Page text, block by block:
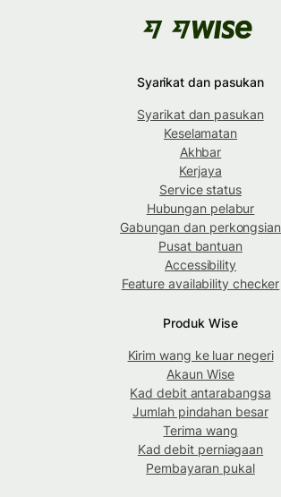
Syarikat dan pasukan
Syarikat dan pasukan
Keselamatan
Akhbar
Kerjaya
Service status
Hubungan pelabur
Gabungan dan perkongsian
Pusat bantuan
Accessibility
Feature availability checker
Produk Wise
Kirim wang ke luar negeri
Akaun Wise
Kad debit antarabangsa
Jumlah pindahan besar
Terima wang
Kad debit perniagaan
Pembayaran pukal